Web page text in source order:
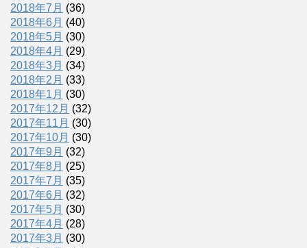
2018年7月 (36)
2018年6月 (40)
2018年5月 (30)
2018年4月 (29)
2018年3月 (34)
2018年2月 (33)
2018年1月 (30)
2017年12月 (32)
2017年11月 (30)
2017年10月 (30)
2017年9月 (32)
2017年8月 (25)
2017年7月 (35)
2017年6月 (32)
2017年5月 (30)
2017年4月 (28)
2017年3月 (30)